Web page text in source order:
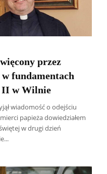
przez
fundamentach
II w Wilnie
wiadomość o odejściu
papieża dowiedziałem
w drugi dzień